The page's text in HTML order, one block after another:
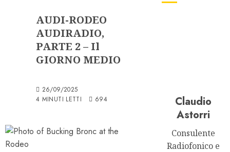
AUDI-RODEO
AUDIRADIO,
PARTE 2 – Il
GIORNO MEDIO
26/09/2025
4 MINUTI LETTI
694
Claudio
Astorri
Consulente
Radiofonico e